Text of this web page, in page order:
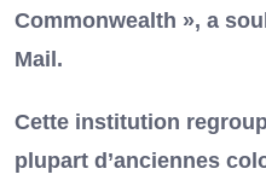
Commonwealth », a
Mail.
Cette institution
plupart d’anciennes